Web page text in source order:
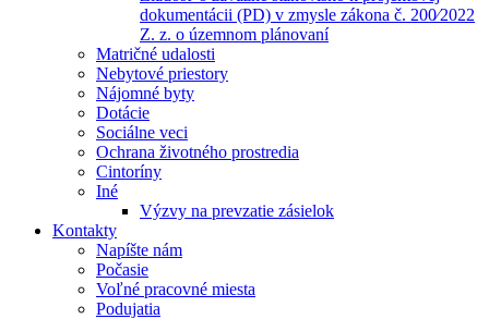
dokumentácii (PD) v zmysle zákona č. 200⁄2022
Z. z. o územnom plánovaní
Matričné udalosti
Nebytové priestory
Nájomné byty
Dotácie
Sociálne veci
Ochrana životného prostredia
Cintoríny
Iné
Výzvy na prevzatie zásielok
Kontakty
Napíšte nám
Počasie
Voľné pracovné miesta
Podujatia